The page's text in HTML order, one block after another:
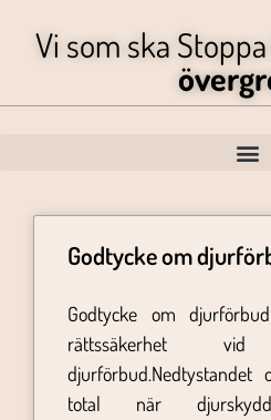
Vi som ska
Godtycke om
Godtycke om
rättssäkerhet
djurförbud.Nedtystandet
total när